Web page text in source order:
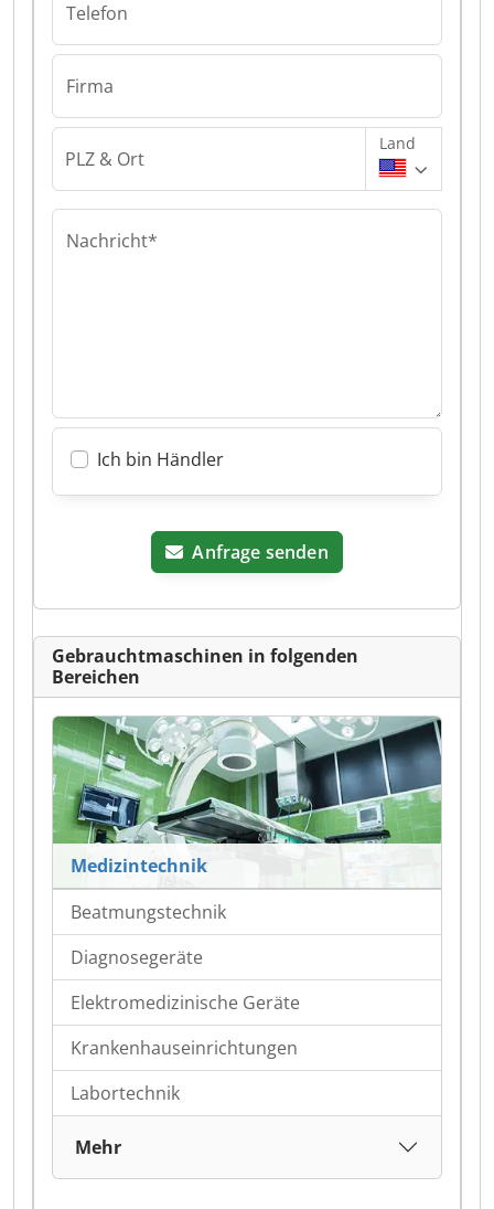
Telefon
Firma
PLZ & Ort
Land
Nachricht*
Ich bin Händler
Anfrage senden
Gebrauchtmaschinen in folgenden
Bereichen
Medizintechnik
Beatmungstechnik
Diagnosegeräte
Elektromedizinische Geräte
Krankenhauseinrichtungen
Labortechnik
Mehr